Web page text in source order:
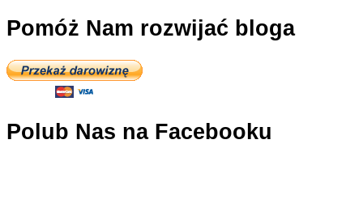
Pomóż Nam rozwijać bloga
Polub Nas na Facebooku